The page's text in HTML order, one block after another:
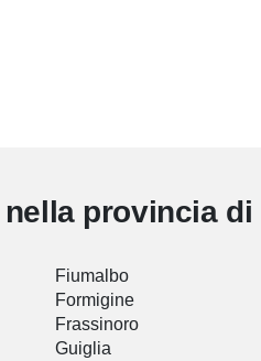
provincia di
Fiumalbo
Formigine
Frassinoro
Guiglia